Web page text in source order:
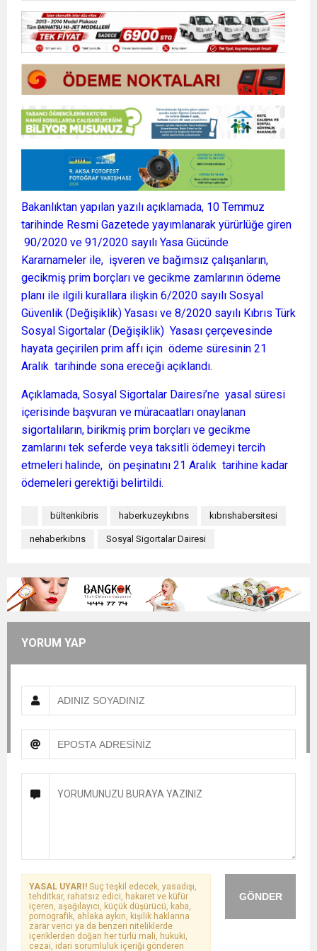
Bakanlıktan yapılan yazılı açıklamada, 10 Temmuz
tarihinde Resmi Gazetede yayımlanarak yürürlüğe giren
90/2020 ve 91/2020 sayılı Yasa Gücünde
Kararnameler ile, işveren ve bağımsız çalışanların,
gecikmiş prim borçları ve gecikme zamlarının ödeme
planı ile ilgili kurallara ilişkin 6/2020 sayılı Sosyal
Güvenlik (Değişiklik) Yasası ve 8/2020 sayılı Kıbrıs Türk
Sosyal Sigortalar (Değişiklik) Yasası çerçevesinde
hayata geçirilen prim affı için ödeme süresinin 21
Aralık tarihinde sona ereceği açıklandı.
Açıklamada, Sosyal Sigortalar Dairesi’ne yasal süresi
içerisinde başvuran ve müracaatları onaylanan
sigortalıların, birikmiş prim borçları ve gecikme
zamlarını tek seferde veya taksitli ödemeyi tercih
etmeleri halinde, ön peşinatını 21 Aralık tarihine kadar
ödemeleri gerektiği belirtildi.
bültenkibris haberkuzeykıbrıs kıbrıshabersitesi
nehaberkıbrıs Sosyal Sigortalar Dairesi
YORUM YAP
GÖNDER
YASAL UYARI! Suç teşkil edecek, yasadışı,
tehditkar, rahatsız edici, hakaret ve küfür
içeren, aşağılayıcı, küçük düşürücü, kaba,
pornografik, ahlaka aykırı, kişilik haklarına
zarar verici ya da benzeri niteliklerde
içeriklerden doğan her türlü mali, hukuki,
cezai, idari sorumluluk içeriği gönderen